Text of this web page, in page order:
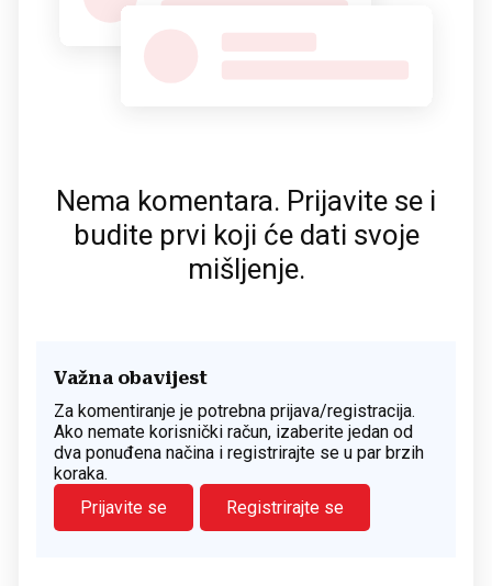
Nema komentara. Prijavite se i
budite prvi koji će dati svoje
mišljenje.
Važna obavijest
Za komentiranje je potrebna prijava/registracija.
Ako nemate korisnički račun, izaberite jedan od
dva ponuđena načina i registrirajte se u par brzih
koraka.
Prijavite se
Registrirajte se